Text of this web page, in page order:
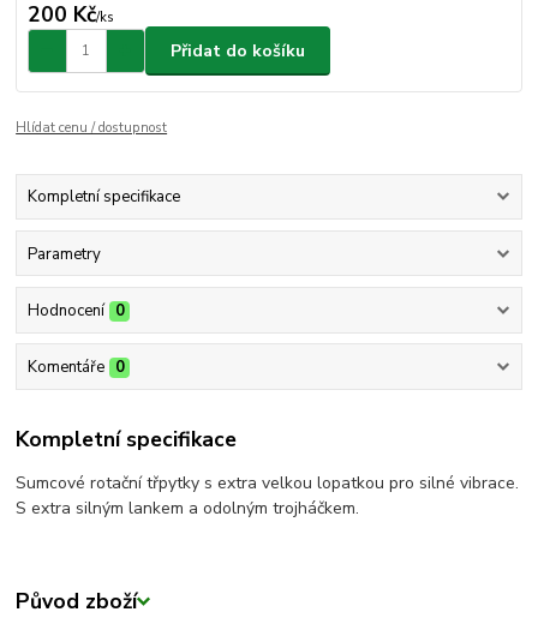
200 Kč/ks
Přidat do košíku
Hlídat cenu / dostupnost
Kompletní specifikace
Parametry
Hodnocení 0
Komentáře 0
Kompletní specifikace
Sumcové rotační třpytky s extra velkou lopatkou pro silné vibrace.
S extra silným lankem a odolným trojháčkem.
Původ zboží